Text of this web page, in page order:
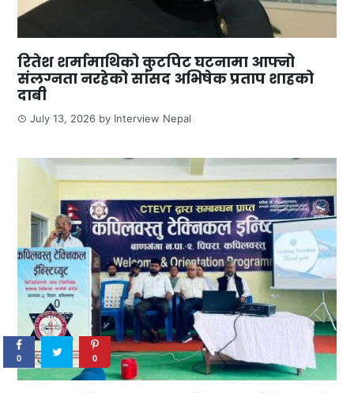
रितेश शर्मामाथिको कुटपिट घटनामा आफ्नो
संलग्नता नरहेको सांसद अभिषेक प्रताप शाहको
दाबी
July 13, 2026 by Interview Nepal
0
SHARES
0 0